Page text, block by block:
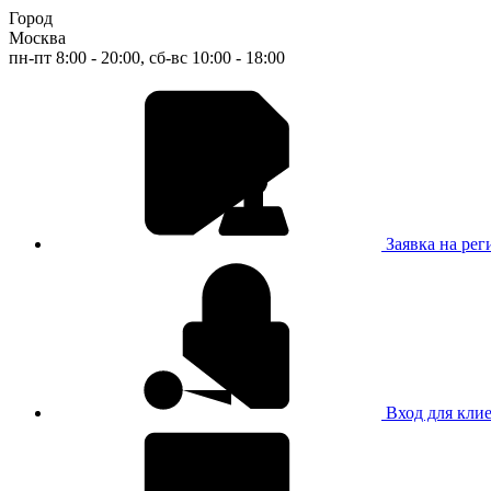
Город
Москва
пн-пт 8:00 - 20:00, сб-вс 10:00 - 18:00
Заявка на
Вход для